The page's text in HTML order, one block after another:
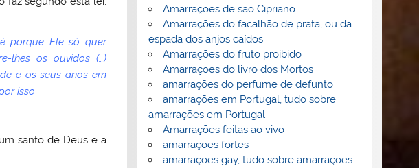
porque Ele só quer
lhes os ouvidos (…)
e os seus anos em
isso
santo de Deus e a
Amarrações de são Cipriano
Amarrações do facalhão de prata, ou da
espada dos anjos caídos
Amarrações do fruto proibido
Amarraçoes do livro dos Mortos
amarrações do perfume de defunto
amarrações em Portugal, tudo sobre
amarrações em Portugal
Amarrações feitas ao vivo
amarrações fortes
amarrações gay, tudo sobre amarrações